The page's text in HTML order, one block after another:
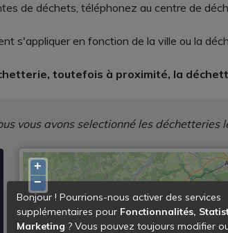
de déchets, téléphonez au centre de
s'appliquer en fonction de la ville ou la
toutefois à proximité, la
vous avons selectionné les déchetteries
+
−
Bonjour ! Pourrions-nous activer des services
supplémentaires pour Fonctionnalités,
Marketing ? Vous pouvez toujours modifier